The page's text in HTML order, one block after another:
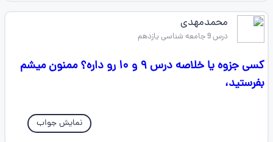
محمدمهدی
درس 9 جامعه شناسی یازدهم
کسی جزوه یا خلاصه درس ۹ و ۱۰ رو داره؟ ممنون میشم
بفرستید،
نمایش جواب